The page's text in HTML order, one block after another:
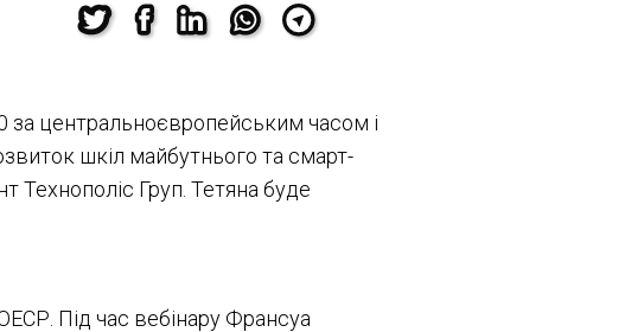
за центральноєвропейським часом і
шкіл майбутнього та смарт-
Технополіс Груп. Тетяна буде
Під час вебінару Франсуа